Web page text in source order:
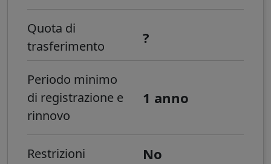
Quota di
trasferimento
?
Periodo minimo
di registrazione e
rinnovo
1 anno
Restrizioni No